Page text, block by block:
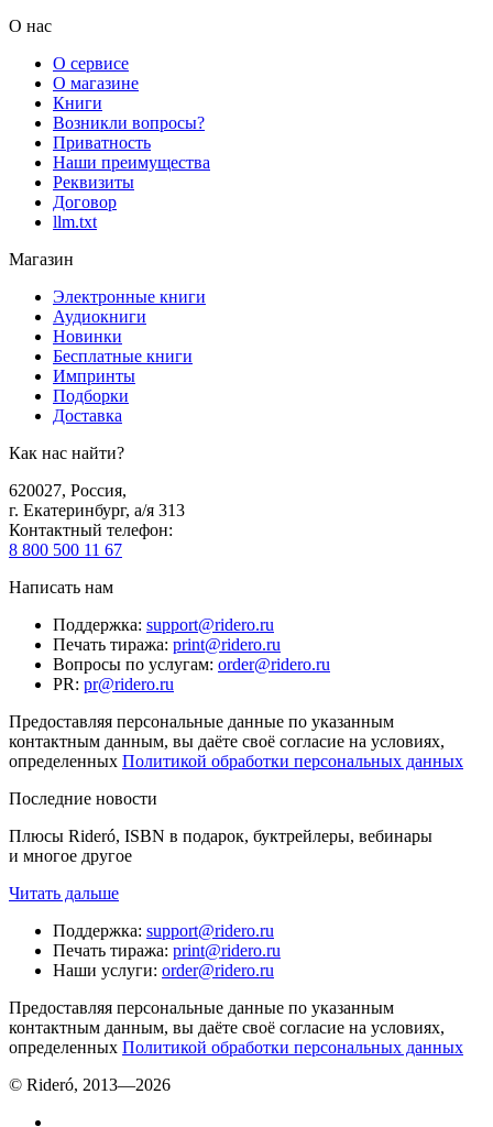
О нас
О сервисе
О магазине
Книги
Возникли вопросы?
Приватность
Наши преимущества
Реквизиты
Договор
llm.txt
Магазин
Электронные книги
Аудиокниги
Новинки
Бесплатные книги
Импринты
Подборки
Доставка
Как нас найти?
620027, Россия,
г. Екатеринбург, а/я 313
Контактный телефон:
8 800 500 11 67
Написать нам
Поддержка: support@ridero.ru
Печать тиража: print@ridero.ru
Вопросы по услугам: order@ridero.ru
PR: pr@ridero.ru
Предоставляя персональные данные по указанным
контактным данным, вы даёте своё согласие на условиях,
определенных Политикой обработки персональных данных
Последние новости
Плюсы Rideró, ISBN в подарок, буктрейлеры, вебинары
и многое другое
Читать дальше
Поддержка: support@ridero.ru
Печать тиража: print@ridero.ru
Наши услуги: order@ridero.ru
Предоставляя персональные данные по указанным
контактным данным, вы даёте своё согласие на условиях,
определенных Политикой обработки персональных данных
© Rideró, 2013—2026